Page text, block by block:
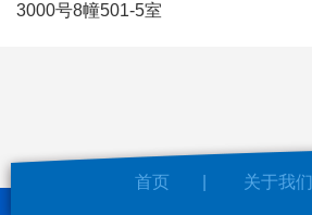
3000号8幢501-5室
首页 关于我们